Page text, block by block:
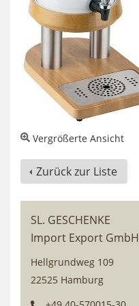
Vergrößerte Ansicht
Zurück zur Liste
SL. GESCHENKE
Import Export GmbH
Hellgrundweg 109
22525 Hamburg